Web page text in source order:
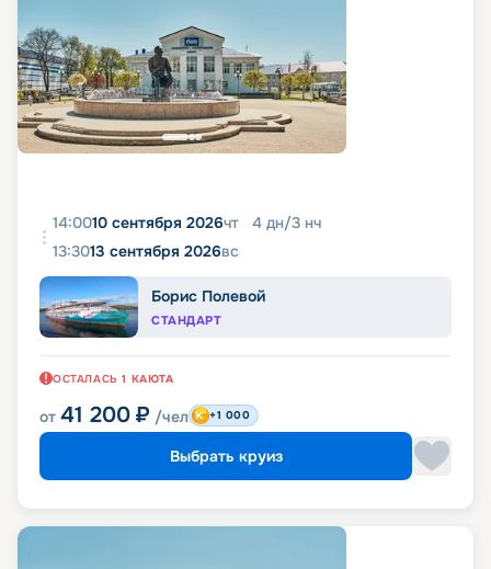
14:0010 сентября 2026чт 4 дн/3 нч
13:3013 сентября 2026вс
Борис Полевой
СТАНДАРТ
ОСТАЛАСЬ 1 КАЮТА
от 41 200 ₽ /чел +1 000
Выбрать круиз